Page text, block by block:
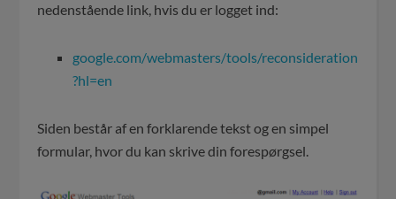
nedenstående link, hvis du er logget ind:
google.com/webmasters/tools/reconsideration
?hl=en
Siden består af en forklarende tekst og en simpel
formular, hvor du kan skrive din forespørgsel.